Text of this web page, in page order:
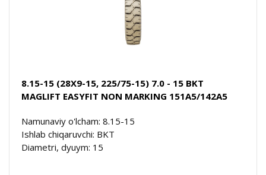
8.15-15 (28X9-15, 225/75-15) 7.0 - 15 BKT
MAGLIFT EASYFIT NON MARKING 151A5/142A5
Namunaviy o'lcham: 8.15-15
Ishlab chiqaruvchi: BKT
Diametri, dyuym: 15